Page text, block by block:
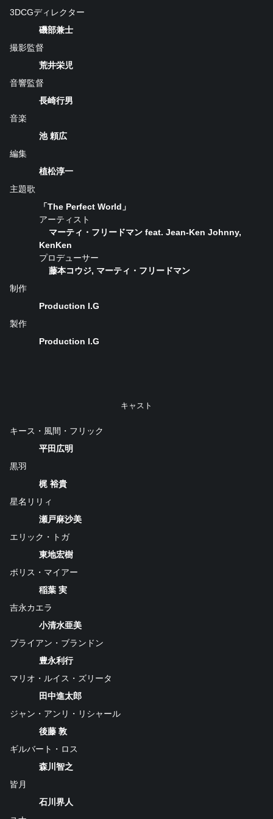
3DCGディレクター
磯部兼士
撮影監督
荒井栄児
音響監督
長崎行男
音楽
池 頼広
編集
植松淳一
主題歌
「The Perfect World」
アーティスト
マーティ・フリードマン feat. Jean-Ken Johnny,
KenKen
プロデューサー
藤本コウジ, マーティ・フリードマン
制作
Production I.G
製作
Production I.G
キャスト
キース・風間・フリック
平田広明
黒羽
梶 裕貴
星名リリィ
瀬戸麻沙美
エリック・トガ
東地宏樹
ボリス・マイアー
稲葉 実
吉永カエラ
小清水亜美
ブライアン・ブランドン
豊永利行
マリオ・ルイス・ズリータ
田中進太郎
ジャン・アンリ・リシャール
後藤 敦
ギルバート・ロス
森川智之
皆月
石川界人